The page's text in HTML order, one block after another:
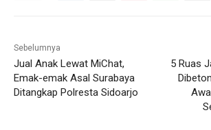
Sebelumnya
Jual Anak Lewat MiChat,
Emak-emak Asal Surabaya
Ditangkap Polresta Sidoarjo
5 Ruas